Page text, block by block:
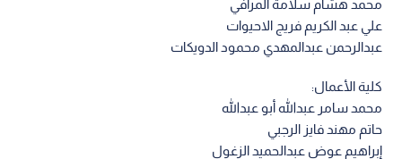
محمد هشام سلامة المرافي
علي عبد الكريم فريج الاحيوات
عبدالرحمن عبدالمهدي محمود الدويكات
كلية الأعمال:
محمد سامر عبدالله أبو عبدالله
حاتم مهند فايز الرجبي
إبراهيم عوض عبدالحميد الزغول